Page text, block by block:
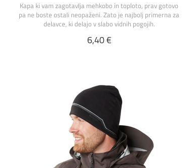
Kapa ki vam zagotavlja mehkobo in toploto, prav gotovo
pa ne boste ostali neopaženi. Zato je najbolj primerna za
delavce, ki delajo v slabo vidnih pogojih.
6,40 €